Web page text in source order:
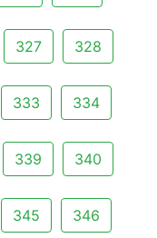
327 328
333 334
339 340
345 346